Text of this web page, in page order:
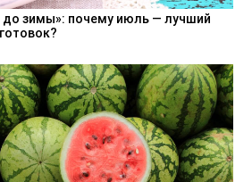
до зимы»: почему июль — лучший